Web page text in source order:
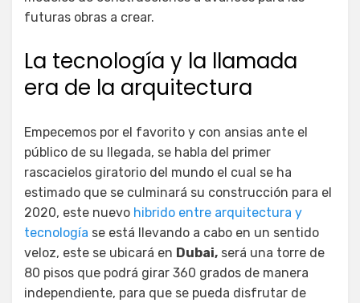
futuras obras a crear.
La tecnología y la llamada
era de la arquitectura
Empecemos por el favorito y con ansias ante el
público de su llegada, se habla del primer
rascacielos giratorio del mundo el cual se ha
estimado que se culminará su construcción para el
2020, este nuevo hibrido entre arquitectura y
tecnología se está llevando a cabo en un sentido
veloz, este se ubicará en Dubai, será una torre de
80 pisos que podrá girar 360 grados de manera
independiente, para que se pueda disfrutar de